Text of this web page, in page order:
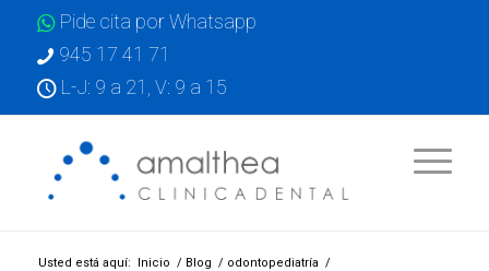
Pide cita por Whatsapp
945 17 41 71
L-J: 9 a 21, V: 9 a 15
Usted está aquí: Inicio / Blog / odontopediatría /